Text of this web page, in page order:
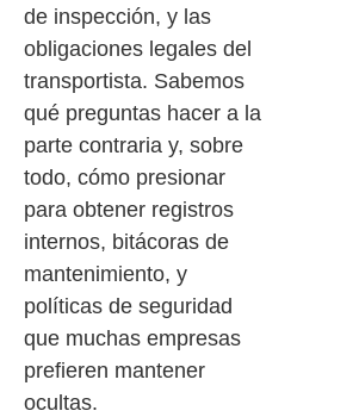
de inspección, y las
obligaciones legales del
transportista. Sabemos
qué preguntas hacer a la
parte contraria y, sobre
todo, cómo presionar
para obtener registros
internos, bitácoras de
mantenimiento, y
políticas de seguridad
que muchas empresas
prefieren mantener
ocultas.